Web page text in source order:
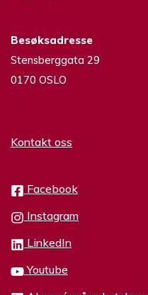
Besøksadresse
Stensberggata 29
0170 OSLO
Kontakt oss
Facebook
Instagram
LinkedIn
Youtube